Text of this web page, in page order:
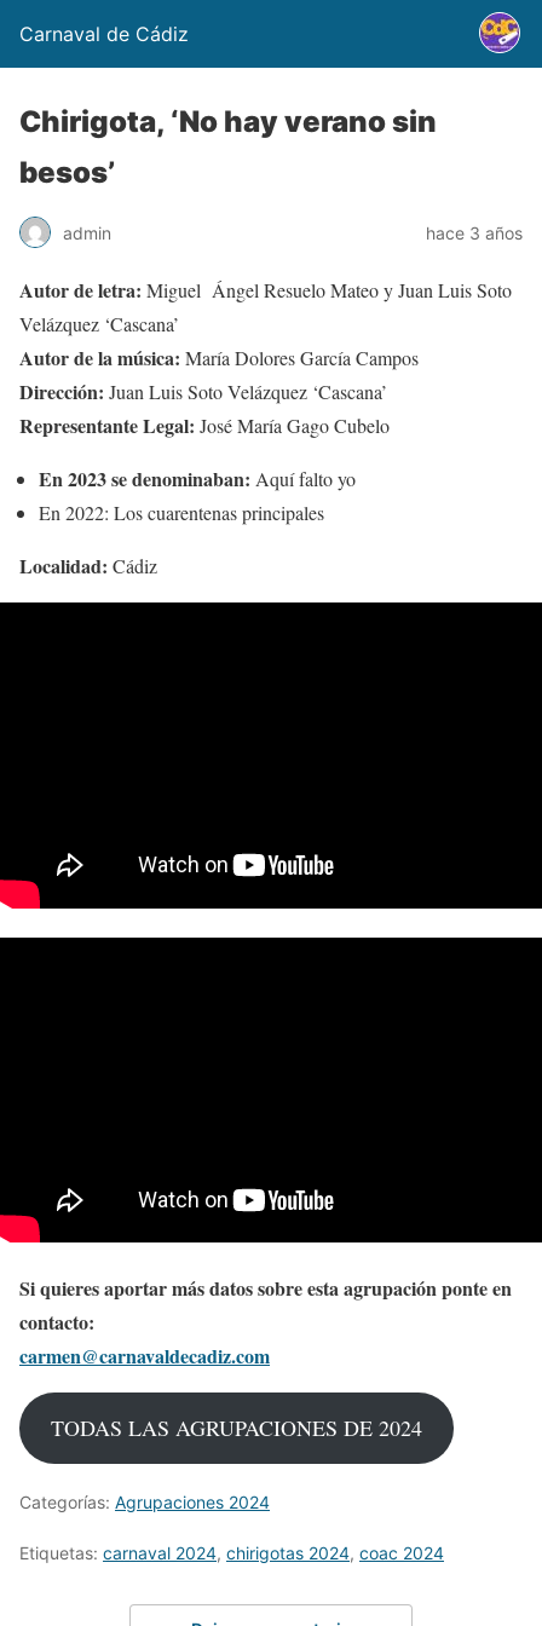
Carnaval de Cádiz
Chirigota, ‘No hay verano sin
besos’
admin hace 3 años
Autor de letra: Miguel Ángel Resuelo Mateo y Juan Luis Soto
Velázquez ‘Cascana’
Autor de la música: María Dolores García Campos
Dirección: Juan Luis Soto Velázquez ‘Cascana’
Representante Legal: José María Gago Cubelo
En 2023 se denominaban: Aquí falto yo
En 2022: Los cuarentenas principales
Localidad: Cádiz
Si quieres aportar más datos sobre esta agrupación ponte en
contacto:
carmen@carnavaldecadiz.com
TODAS LAS AGRUPACIONES DE 2024
Categorías: Agrupaciones 2024
Etiquetas: carnaval 2024, chirigotas 2024, coac 2024